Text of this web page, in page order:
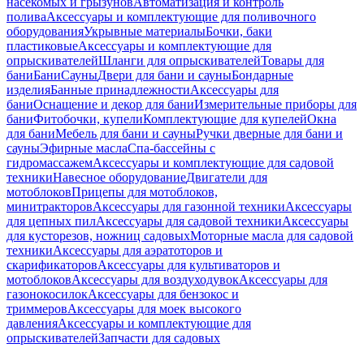
поливаАксессуары и комплектующие для поливочного
оборудованияУкрывные материалыБочки, баки
пластиковыеАксессуары и комплектующие для
опрыскивателейШланги для опрыскивателейТовары для
баниБаниСауныДвери для бани и сауныБондарные
изделияБанные принадлежностиАксессуары для
баниОснащение и декор для баниИзмерительные приборы для
баниФитобочки, купелиКомплектующие для купелейОкна
для баниМебель для бани и сауныРучки дверные для бани и
сауныЭфирные маслаСпа-бассейны с
гидромассажемАксессуары и комплектующие для садовой
техникиНавесное оборудованиеДвигатели для
мотоблоковПрицепы для мотоблоков,
минитракторовАксессуары для газонной техникиАксессуары
для цепных пилАксессуары для садовой техникиАксессуары
для кусторезов, ножниц садовыхМоторные масла для садовой
техникиАксессуары для аэратоторов и
скарификаторовАксессуары для культиваторов и
мотоблоковАксессуары для воздуходувокАксессуары для
газонокосилокАксессуары для бензокос и
триммеровАксессуары для моек высокого
давленияАксессуары и комплектующие для
опрыскивателейЗапчасти для садовых